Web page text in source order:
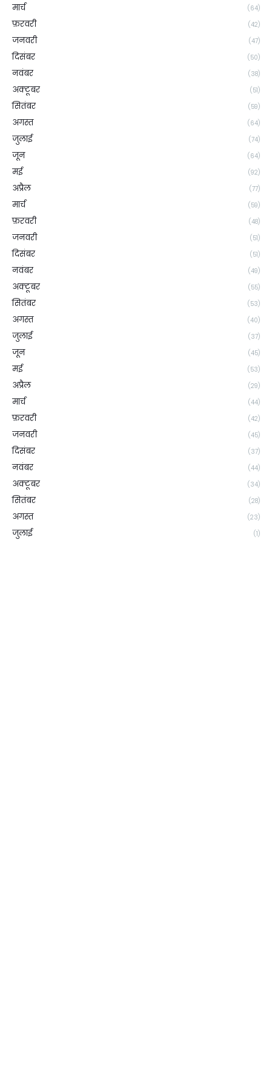
मार्च (64)
फ़रवरी (42)
जनवरी (47)
दिसंबर (50)
नवंबर (38)
अक्टूबर (51)
सितंबर (59)
अगस्त (64)
जुलाई (74)
जून (64)
मई (92)
अप्रैल (77)
मार्च (59)
फ़रवरी (48)
जनवरी (51)
दिसंबर (51)
नवंबर (49)
अक्टूबर (55)
सितंबर (53)
अगस्त (40)
जुलाई (37)
जून (45)
मई (53)
अप्रैल (29)
मार्च (44)
फ़रवरी (42)
जनवरी (45)
दिसंबर (37)
नवंबर (44)
अक्टूबर (34)
सितंबर (28)
अगस्त (23)
जुलाई (1)